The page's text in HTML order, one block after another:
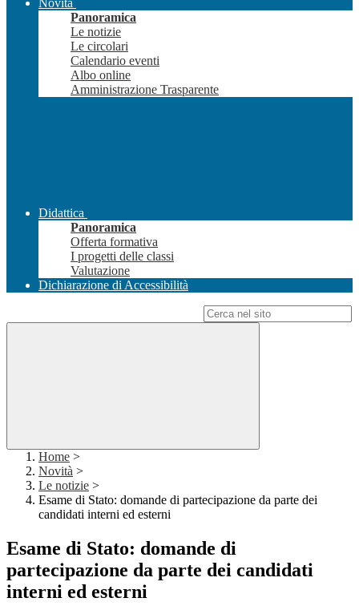
Novità
Panoramica
Le notizie
Le circolari
Calendario eventi
Albo online
Amministrazione Trasparente
Didattica
Panoramica
Offerta formativa
I progetti delle classi
Valutazione
Dichiarazione di Accessibilità
Home >
Novità >
Le notizie >
Esame di Stato: domande di partecipazione da parte dei
candidati interni ed esterni
Esame di Stato: domande di
partecipazione da parte dei candidati
interni ed esterni